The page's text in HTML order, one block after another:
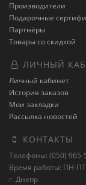
Производители
Подарочные
Партнёры
Товары со скидкой
ЛИЧНЫЙ
Личный кабинет
История заказов
Мои закладки
Рассылка новостей
КОНТАКТЫ
Телефоны: (050) 965-
Время работы: ПН-ПТ
г. Днепр